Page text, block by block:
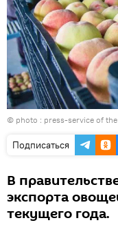
© photo : press-service of
Подписаться
В
экспорта
текущего года.